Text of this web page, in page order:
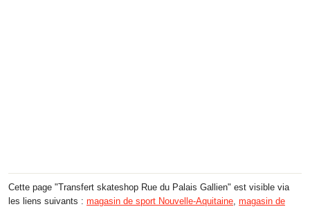
Cette page "Transfert skateshop Rue du Palais Gallien" est visible via
les liens suivants : magasin de sport Nouvelle-Aquitaine, magasin de